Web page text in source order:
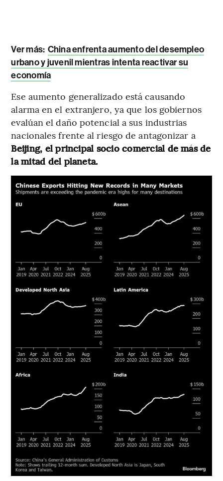
Ver más: China enfrenta aumento del desempleo
urbano y juvenil mientras intenta reactivar su
economía
Ese aumento generalizado está causando
alarma en el extranjero, ya que los gobiernos
evalúan el daño potencial a sus industrias
nacionales frente al riesgo de antagonizar a
Beijing, el principal socio comercial de más de
la mitad del planeta.